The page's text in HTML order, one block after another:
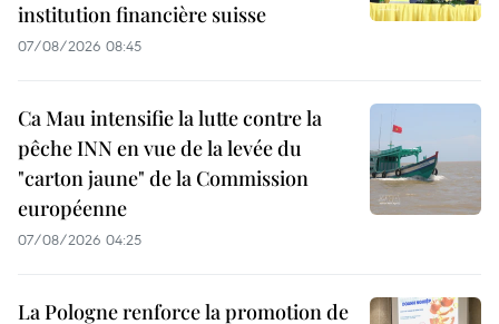
institution financière suisse
07/08/2026 08:45
Ca Mau intensifie la lutte contre la
pêche INN en vue de la levée du
"carton jaune" de la Commission
européenne
07/08/2026 04:25
La Pologne renforce la promotion de